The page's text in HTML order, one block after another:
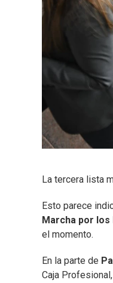
La tercera lista
Esto parece
Marcha por
el momento.
En la parte de
Caja